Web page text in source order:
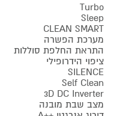
Turbo
Sleep
CLEAN SMART
מערכת הפשרה
התראת החלפת סוללות
ציפוי הידרופילי
SILENCE
Self Clean
3D DC Inverter
מצב שבת מובנה